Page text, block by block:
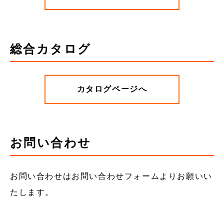
総合カタログ
カタログページへ
お問い合わせ
お問い合わせはお問い合わせフォームよりお願いい
たします。